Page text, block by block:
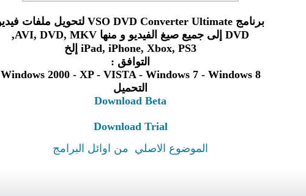
برنامج VSO DVD Converter Ultimate لتحويل ملفات فيديو
DVD إلى جميع صيغ الفيديو و منها AVI, DVD, MKV,
iPad, iPhone, Xbox, PS3 إلخ
التوافق :
Windows 2000 - XP - VISTA - Windows 7 - Windows 8
التحميل
Download Beta
Download Trial
الموضوع الاصلي من اوائل البرامج